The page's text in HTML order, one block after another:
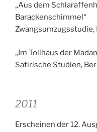
„Aus dem
Barackenschimmel“
„Im Tollhaus der
Satirische Studien,
2011
Erscheinen der 12.